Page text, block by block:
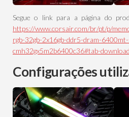
Segue o link para a página do
https://www.corsair.com/br/pt/p/
rgb-32gb-2x16gb-ddr5-dram-
cmh32gx5m2b6400c36#tab-
Configurações